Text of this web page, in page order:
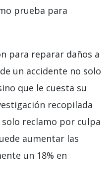
prueba para
para reparar daños a
un accidente no solo
que le cuesta su
recopilada
reclamo por culpa
aumentar las
un 18% en